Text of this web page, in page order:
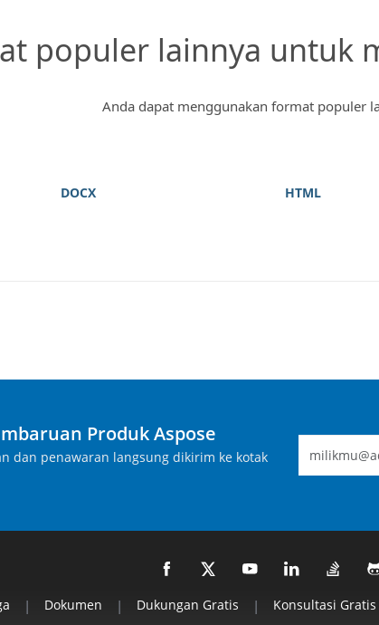
populer lainnya untuk
Anda dapat menggunakan format populer
DOCX HTML
Produk Aspose
dan penawaran langsung dikirim ke kotak
| Dokumen | Dukungan Gratis | Konsultasi Gratis